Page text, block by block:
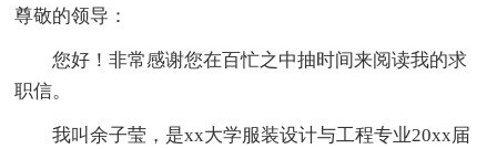
尊敬的领导：
您好！非常感谢您在百忙之中抽时间来阅读我的求
职信。
我叫余子莹，是xx大学服装设计与工程专业20xx届